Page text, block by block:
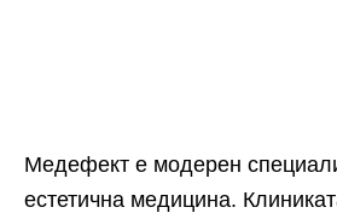
Медефект е модерен
естетична медицина.